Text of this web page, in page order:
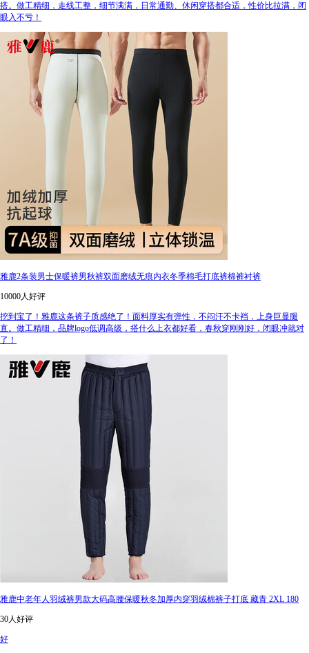
搭。做工精细，走线工整，细节满满，日常通勤、休闲穿搭都合适，性价比拉满，闭
眼入不亏！
雅鹿2条装男士保暖裤男秋裤双面磨绒无痕内衣冬季棉毛打底裤棉裤衬裤
10000人好评
挖到宝了！雅鹿这条裤子质感绝了！面料厚实有弹性，不闷汗不卡裆，上身巨显腿
直。做工精细，品牌logo低调高级，搭什么上衣都好看，春秋穿刚刚好，闭眼冲就对
了！
雅鹿中老年人羽绒裤男款大码高腰保暖秋冬加厚内穿羽绒棉裤子打底 藏青 2XL 180
30人好评
好